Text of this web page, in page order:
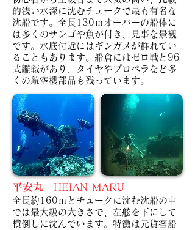
的浅い水深に沈むチュークで最も有名な
沈船です。全長130ｍオーバーの船体に
は多くのサンゴや魚が付き、見事な景観
です。水底付近にはギンガメが群れてい
ることもあります。船倉にはゼロ戦と96
式艦戦があり、タイヤやプロペラなど多
くの航空機部品も残っています。
平安丸 HEIAN-MARU
全長約160ｍとチュークに沈む沈船の中
では最大級の大きさで、左舷を下にして
横倒しに沈んでいます。特徴は元貨客船